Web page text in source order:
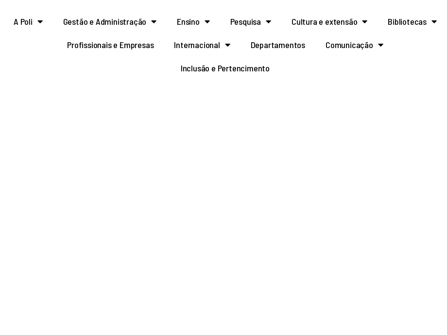
A Poli Gestão e Administração Ensino Pesquisa Cultura e extensão Bibliotecas
Profissionais e Empresas Internacional Departamentos Comunicação
Inclusão e Pertencimento